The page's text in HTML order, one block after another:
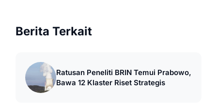
Berita Terkait
Ratusan Peneliti BRIN Temui Prabowo,
Bawa 12 Klaster Riset Strategis